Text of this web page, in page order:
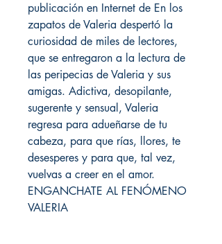
publicación en Internet de En los
zapatos de Valeria despertó la
curiosidad de miles de lectores,
que se entregaron a la lectura de
las peripecias de Valeria y sus
amigas. Adictiva, desopilante,
sugerente y sensual, Valeria
regresa para adueñarse de tu
cabeza, para que rías, llores, te
desesperes y para que, tal vez,
vuelvas a creer en el amor.
ENGANCHATE AL FENÓMENO
VALERIA